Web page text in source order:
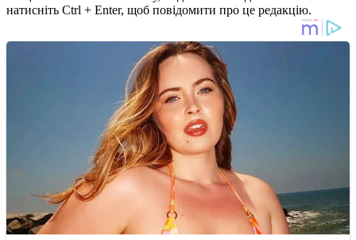
натисніть Ctrl + Enter, щоб повідомити про це редакцію.